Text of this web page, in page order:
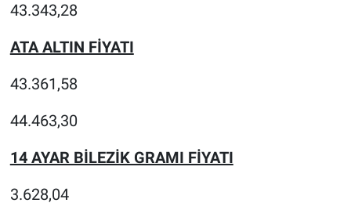
43.343,28
ATA ALTIN FİYATI
43.361,58
44.463,30
14 AYAR BİLEZİK GRAMI FİYATI
3.628,04